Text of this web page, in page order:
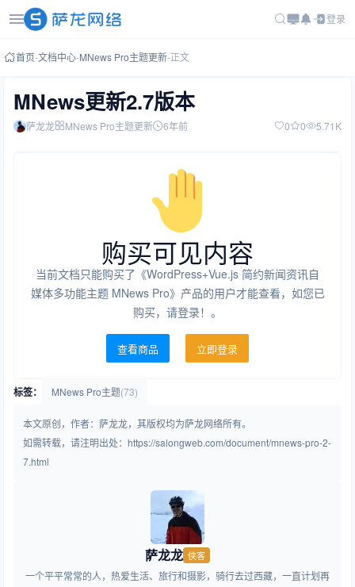
登录
首页-文档中心-MNews Pro主题更新-正文
MNews更新2.7版本
萨龙龙 MNews Pro主题更新 6年前 0 0 5.71K
购买可见内容
当前文档只能购买了《WordPress+Vue.js 简约新闻资讯自
媒体多功能主题 MNews Pro》产品的用户才能查看，如您已
购买，请登录！。
查看商品 立即登录
标签： MNews Pro主题(73)
本文原创，作者：萨龙龙，其版权均为萨龙网络所有。
如需转载，请注明出处：https://salongweb.com/document/mnews-pro-2-
7.html
萨龙龙 侠客
一个平平常常的人，热爱生活、旅行和摄影，骑行去过西藏，一直计划再